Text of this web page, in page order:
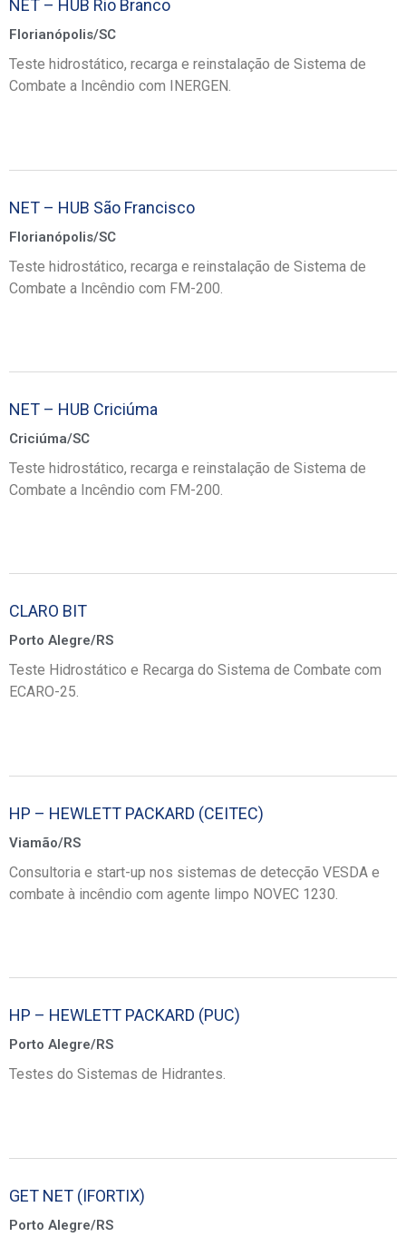
NET – HUB Rio Branco
Florianópolis/SC
Teste hidrostático, recarga e reinstalação de Sistema de
Combate a Incêndio com INERGEN.
NET – HUB São Francisco
Florianópolis/SC
Teste hidrostático, recarga e reinstalação de Sistema de
Combate a Incêndio com FM-200.
NET – HUB Criciúma
Criciúma/SC
Teste hidrostático, recarga e reinstalação de Sistema de
Combate a Incêndio com FM-200.
CLARO BIT
Porto Alegre/RS
Teste Hidrostático e Recarga do Sistema de Combate com
ECARO-25.
HP – HEWLETT PACKARD (CEITEC)
Viamão/RS
Consultoria e start-up nos sistemas de detecção VESDA e
combate à incêndio com agente limpo NOVEC 1230.
HP – HEWLETT PACKARD (PUC)
Porto Alegre/RS
Testes do Sistemas de Hidrantes.
GET NET (IFORTIX)
Porto Alegre/RS